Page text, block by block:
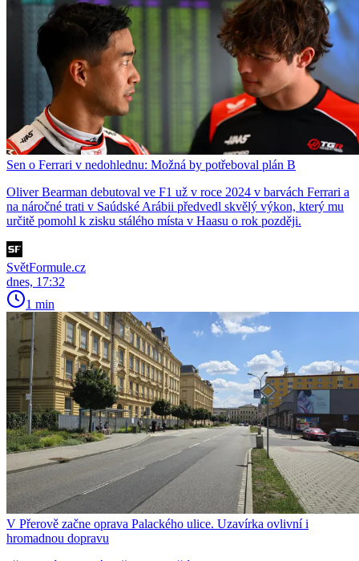
Sen o Ferrari v nedohlednu: Možná by potřeboval plán B
Oliver Bearman debutoval ve F1 už v roce 2024 v barvách Ferrari a
na náročné trati v Saúdské Arábii předvedl skvělý výkon, který mu
určitě pomohl k zisku stálého místa v Haasu o rok později.
SvětFormule.cz
dnes, 17:32
1 min
V Přerově začne oprava Palackého ulice. Uzavírka ovlivní i
hromadnou dopravu